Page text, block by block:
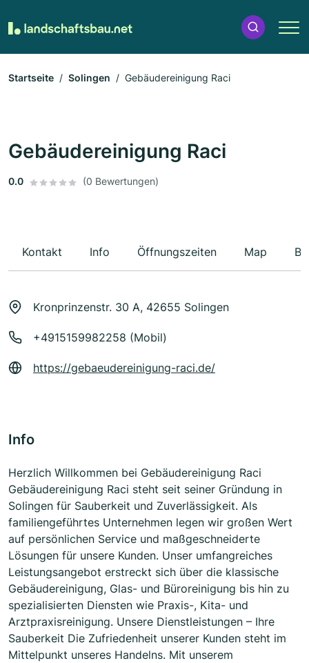
Startseite Solingen Gebäudereinigung Raci
Gebäudereinigung Raci
0.0 (0 Bewertungen)
Kontakt Info Öffnungszeiten Map
Kronprinzenstr. 30 A, 42655 Solingen
+4915159982258 (Mobil)
https://gebaeudereinigung-raci.de/
Info
Herzlich Willkommen bei Gebäudereinigung Raci
Gebäudereinigung Raci steht seit seiner Gründung in
Solingen für Sauberkeit und Zuverlässigkeit. Als
familiengeführtes Unternehmen legen wir großen Wert
auf persönlichen Service und maßgeschneiderte
Lösungen für unsere Kunden. Unser umfangreiches
Leistungsangebot erstreckt sich über die klassische
Gebäudereinigung, Glas- und Büroreinigung bis hin zu
spezialisierten Diensten wie Praxis-, Kita- und
Arztpraxisreinigung. Unsere Dienstleistungen – Ihre
Sauberkeit Die Zufriedenheit unserer Kunden steht im
Mittelpunkt unseres Handelns. Mit unserem